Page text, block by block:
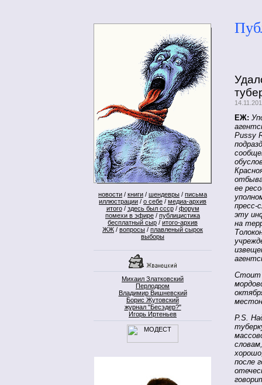
новости / книги / шендевры / письма
иллюстрации / о себе / медиа-архив
итого/ здесь был ссср/ форум
помехи в эфире / публицистика
бесплатный сыр / итого-архив
ЖЖ / вопросы / плавленый сырок
выборы
Михаил Златковский
Перлодром
Владимир Вишневский
Борис Жутовский
журнал "Бесэдер?"
Игорь Иртеньев
ЕЖ:
Pussy
ее
пресс-
эту
на
Стоит
P.S.
после